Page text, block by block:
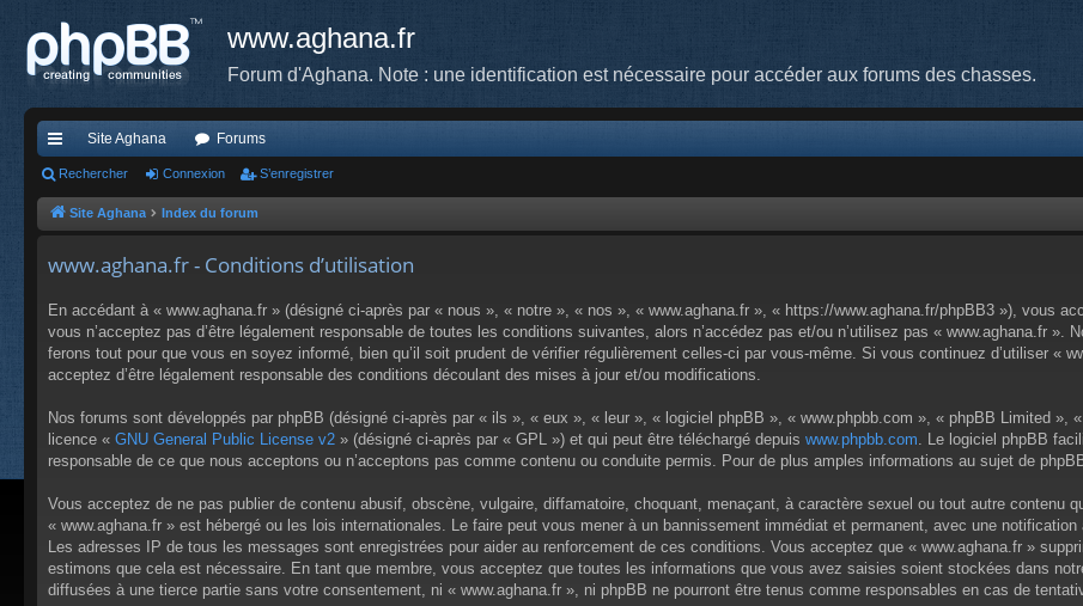
www.aghana.fr
Forum d'Aghana. Note : une identification est nécessaire pour accéder aux forums des chasses.
cc
ès
de
Site Aghana Forums
Rechercher Connexion S’enregistrer
Site Aghana Index du forum
www.aghana.fr - Conditions d’utilisation
En accédant à « www.aghana.fr » (désigné ci-après par « nous », « notre », « nos », « www.aghana.fr », « https://www.aghana.fr/phpBB3 »), vous
vous n’acceptez pas d’être légalement responsable de toutes les conditions suivantes, alors n’accédez pas et/ou n’utilisez pas « www.aghana.fr ».
ferons tout pour que vous en soyez informé, bien qu’il soit prudent de vérifier régulièrement celles-ci par vous-même. Si vous continuez d’utiliser «
acceptez d’être légalement responsable des conditions découlant des mises à jour et/ou modifications.
Nos forums sont développés par phpBB (désigné ci-après par « ils », « eux », « leur », « logiciel phpBB », « www.phpbb.com », « phpBB Limited
licence « GNU General Public License v2 » (désigné ci-après par « GPL ») et qui peut être téléchargé depuis www.phpbb.com . Le logiciel phpBB
responsable de ce que nous acceptons ou n’acceptons pas comme contenu ou conduite permis. Pour de plus amples informations au sujet de
Vous acceptez de ne pas publier de contenu abusif, obscène, vulgaire, diffamatoire, choquant, menaçant, à caractère sexuel ou tout autre contenu
« www.aghana.fr » est hébergé ou les lois internationales. Le faire peut vous mener à un bannissement immédiat et permanent, avec une
Les adresses IP de tous les messages sont enregistrées pour aider au renforcement de ces conditions. Vous acceptez que « www.aghana.fr »
estimons que cela est nécessaire. En tant que membre, vous acceptez que toutes les informations que vous avez saisies soient stockées dans
diffusées à une tierce partie sans votre consentement, ni « www.aghana.fr », ni phpBB ne pourront être tenus comme responsables en cas de